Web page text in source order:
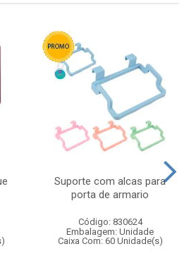
Suporte com alcas para
porta de armario
Código: 830624
Embalagem: Unidade
Caixa Com: 60 Unidade(s)